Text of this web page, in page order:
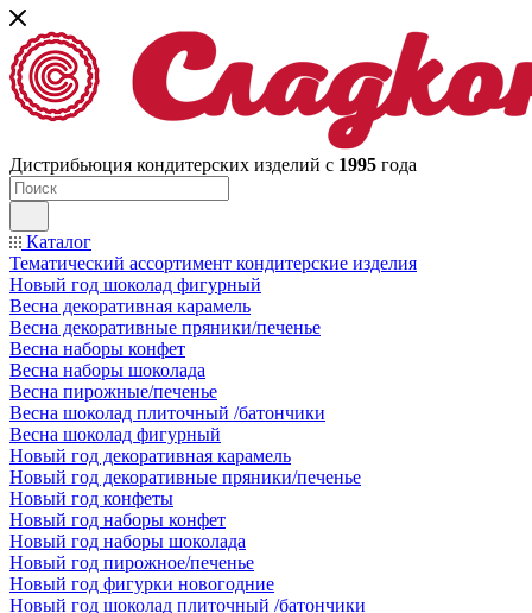
Дистрибьюция кондитерских изделий с 1995 года
Каталог
Тематический ассортимент кондитерские изделия
Новый год шоколад фигурный
Весна декоративная карамель
Весна декоративные пряники/печенье
Весна наборы конфет
Весна наборы шоколада
Весна пирожные/печенье
Весна шоколад плиточный /батончики
Весна шоколад фигурный
Новый год декоративная карамель
Новый год декоративные пряники/печенье
Новый год конфеты
Новый год наборы конфет
Новый год наборы шоколада
Новый год пирожное/печенье
Новый год фигурки новогодние
Новый год шоколад плиточный /батончики